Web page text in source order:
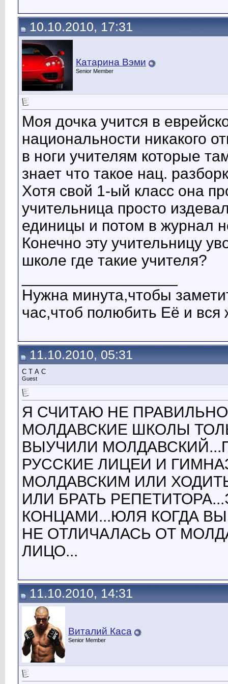
10.10.2010, 17:31
Катарина Вэми
Senior Member
Моя дочка учится в
национальности никакого
в ноги учителям которые
знает что такое нац.
Хотя свой 1-ый класс она
учительница просто
единицы и потом в журнал
Конечно эту учительницу
школе где такие учителя?
Нужна минута,чтобы
час,чтоб полюбить Её и вся
11.10.2010, 05:31
С Т А С
Guest
Я СЧИТАЮ НЕ
МОЛДАВСКИЕ ШКОЛЫ
ВЫУЧИЛИ
РУССКИЕ ЛИЦЕИ И
МОЛДАВСКИМ ИЛИ
ИЛИ БРАТЬ
КОНЦАМИ...ЮЛЯ КОГДА
НЕ ОТЛИЧАЛАСЬ ОТ
ЛИЦО...
11.10.2010, 14:31
Виталий Каса
Senior Member